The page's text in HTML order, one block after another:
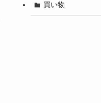
買い物